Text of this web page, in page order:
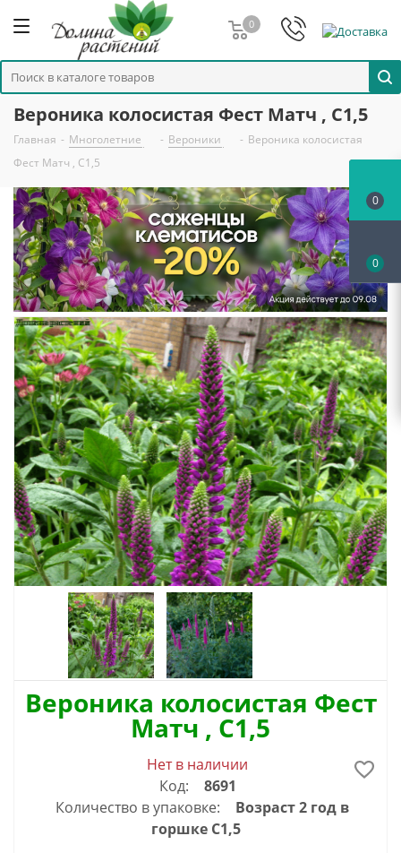
0
Вероника колосистая Фест Матч , С1,5
Главная - Многолетние - Вероники - Вероника колосистая
Фест Матч , С1,5
Вероника колосистая Фест
Матч , С1,5
Нет в наличии
Код:
8691
Количество в упаковке:
Возраст 2 год в
горшке C1,5
0
0